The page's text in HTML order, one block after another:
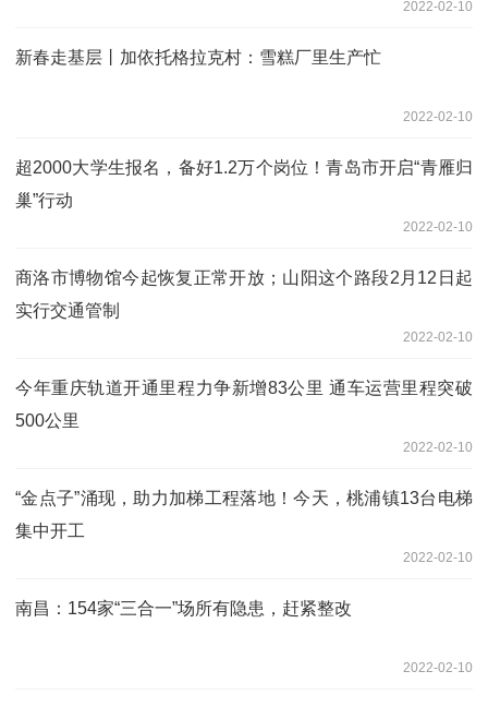
2022-02-10
新春走基层丨加依托格拉克村：雪糕厂里生产忙
2022-02-10
超2000大学生报名，备好1.2万个岗位！青岛市开启“青雁归
巢”行动
2022-02-10
商洛市博物馆今起恢复正常开放；山阳这个路段2月12日起
实行交通管制
2022-02-10
今年重庆轨道开通里程力争新增83公里 通车运营里程突破
500公里
2022-02-10
“金点子”涌现，助力加梯工程落地！今天，桃浦镇13台电梯
集中开工
2022-02-10
南昌：154家“三合一”场所有隐患，赶紧整改
2022-02-10